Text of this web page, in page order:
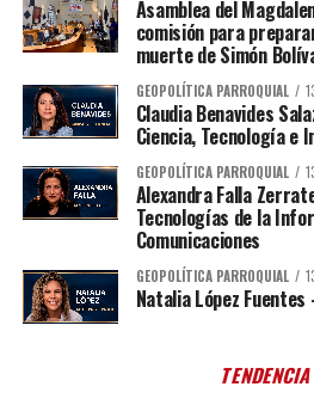
Asamblea del
comisión para
muerte de Simón
GEOPOLÍTICA PARROQUIAL
Claudia Benavides
Ciencia, Tecnología e
GEOPOLÍTICA PARROQUIAL
Alexandra Falla
Tecnologías de la
Comunicaciones
GEOPOLÍTICA PARROQUIAL
Natalia López
TENDENCIA